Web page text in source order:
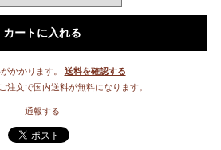
カートに入れる
かかります。
送料を確認する
注文で国内送料が無料になります。
通報する